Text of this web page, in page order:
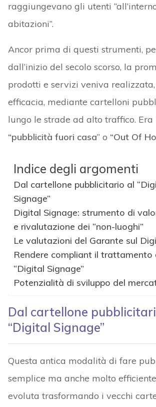
raggiungevano gli utenti
abitazioni”.
Ancor prima di questi strumenti,
dall’inizio del secolo scorso, la
prodotti e servizi veniva
efficacia, mediante cartelloni
lungo le strade ad alto traffico. Era
“pubblicità fuori casa” o “Out Of
Indice degli argomenti
Dal cartellone pubblicitario al
Signage”
Digital Signage: strumento di
e rivalutazione dei “non-luoghi”
Le valutazioni del Garante sul
Rendere compliant il
“Digital Signage”
Potenzialità di sviluppo del
Dal cartellone
“Digital Signage”
Questa antica modalità di fare
semplice ma anche molto
evoluta trasformando i vecchi